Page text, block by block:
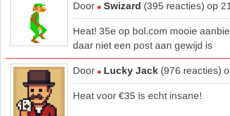
Door Swizard (395 reacties) op
Heat! 35e op bol.com mooie
daar niet een post aan gewijd is
Door Lucky Jack (976 reacties)
Heat voor €35 is echt insane!